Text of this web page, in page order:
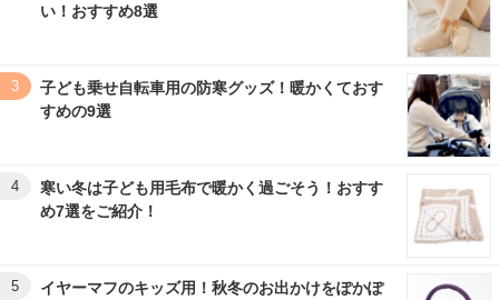
い！おすすめ8選
3
子ども乗せ自転車用の防寒グッズ！暖かくておす
すめの9選
4
寒い冬は子ども用毛布で暖かく過ごそう！おすす
め7選をご紹介！
5
イヤーマフのキッズ用！秋冬のお出かけをぽかぽ